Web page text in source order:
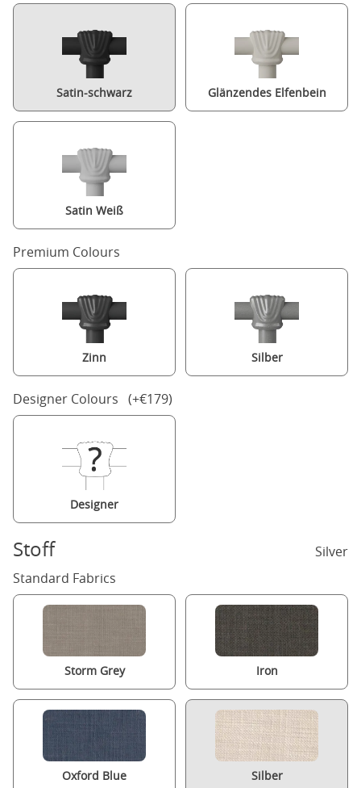
Satin-schwarz Glänzendes Elfenbein
Satin Weiß
Premium Colours
Zinn Silber
Designer Colours (+€179)
Designer
Stoff
Silver
Standard Fabrics
Storm Grey Iron
Oxford Blue Silber